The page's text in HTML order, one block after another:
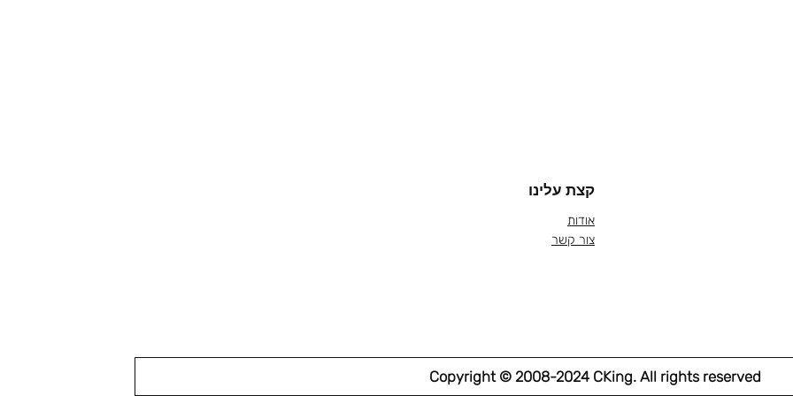
קצת עלינו
אודות
צור קשר
Copyright © 2008-2024 CKing. All rights reserved